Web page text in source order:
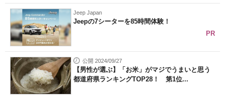
Jeep Japan
Jeepの7シーターを85時間体験！
PR
公開 2024/09/27
【男性が選ぶ】「お米」がマジでうまいと思う
都道府県ランキングTOP28！ 第1位...